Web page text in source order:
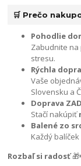
🛒 Prečo
Pohodlie
Zabudnite
stresu.
Rýchla
Vaše
Slovensku a
Doprava
Stačí nakúpiť
Balené zo
Každý
Rozbaľ si radosť